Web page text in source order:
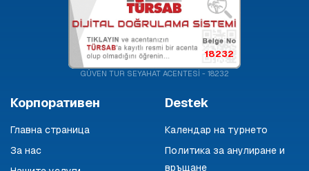
18232
GÜVEN TUR SEYAHAT ACENTESİ - 18232
Корпоративен
Главна страница
За нас
Destek
Календар на турнето
Политика за анулиране и
връщане